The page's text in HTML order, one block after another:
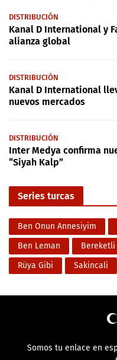
DISTRIBUCIÓN
Kanal D International y
alianza global
DISTRIBUCIÓN
Kanal D International
nuevos mercados
DISTRIBUCIÓN
Inter Medya confirma
“Siyah Kalp”
Series turcas
Ben Onun Annesiyim
Ben Leman
Bereketli
Rüya Gibi
Sakincali
Somos tu enlace en